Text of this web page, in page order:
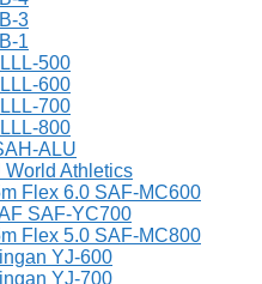
3
1
500
600
700
800
ALU
Athletics
Flex 6.0 SAF-MC600
SAF-YC700
Flex 5.0 SAF-MC800
YJ-600
YJ-700